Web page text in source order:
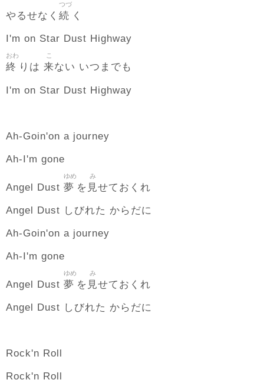
やるせなく 続
つづ
く
I'm on Star Dust Highway
終
おわ
りは 来
こ
ない いつまでも
I'm on Star Dust Highway
Ah-Goin'on a journey
Ah-I'm gone
Angel Dust 夢
ゆめ
を 見
み
せておくれ
Angel Dust しびれた からだに
Ah-Goin'on a journey
Ah-I'm gone
Angel Dust 夢
ゆめ
を 見
み
せておくれ
Angel Dust しびれた からだに
Rock'n Roll
Rock'n Roll